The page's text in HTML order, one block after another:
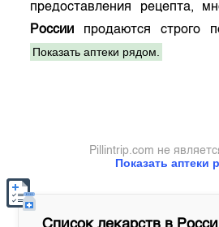
предоставления рецепта,
России продаются строго
Показать аптеки рядом.
Показать аптеки
Pillintrip.com не